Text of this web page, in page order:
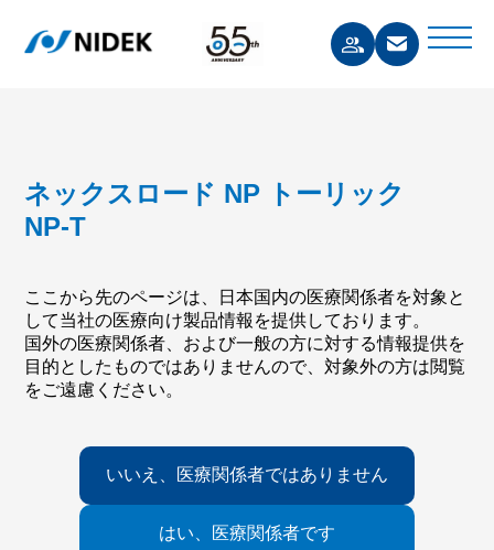
ネックスロード NP トーリック
NP-T
ここから先のページは、日本国内の医療関係者を対象と
して当社の医療向け製品情報を提供しております。
国外の医療関係者、および一般の方に対する情報提供を
目的としたものではありませんので、対象外の方は閲覧
をご遠慮ください。
いいえ、医療関係者ではありません
はい、医療関係者です